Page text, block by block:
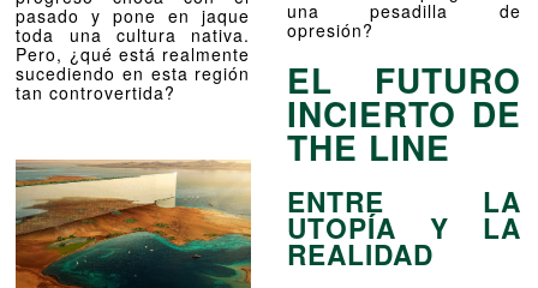
pasado y pone en jaque
toda una cultura nativa.
Pero, ¿qué está realmente
sucediendo en esta región
tan controvertida?
una pesadilla de
opresión?
EL FUTURO
INCIERTO DE
THE LINE
ENTRE LA
UTOPÍA Y LA
REALIDAD